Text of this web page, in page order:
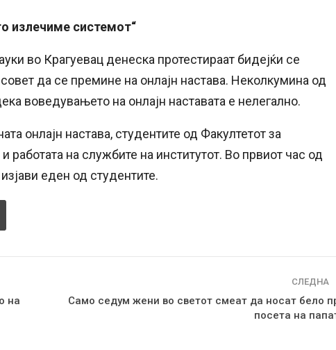
излечиме системот“
во Крагуевац денеска протестираат бидејќи се
да се премине на онлајн настава. Неколкумина од
воведувањето на онлајн наставата е нелегално.
онлајн настава, студентите од Факултетот за
работата на службите на институтот. Во првиот час од
еден од студентите.
на
СЛЕДНА
Само седум жени во светот смеат да носат бело
посета на